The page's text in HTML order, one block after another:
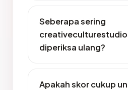
Seberapa sering
diperiksa ulang?
Apakah skor cukup